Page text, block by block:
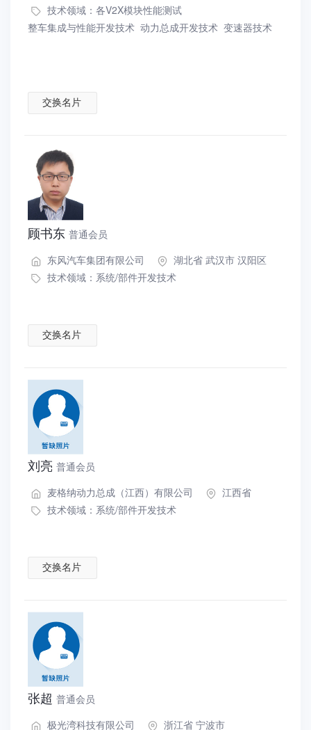
技术领域： 各V2X模块性能测试
整车集成与性能开发技术 动力总成开发技术 变速器技术
交换名片
顾书东 普通会员
东风汽车集团有限公司
湖北省 武汉市 汉阳区
技术领域： 系统/部件开发技术
交换名片
刘亮 普通会员
麦格纳动力总成（江西）有限公司
江西省
技术领域： 系统/部件开发技术
交换名片
张超 普通会员
极光湾科技有限公司
浙江省 宁波市